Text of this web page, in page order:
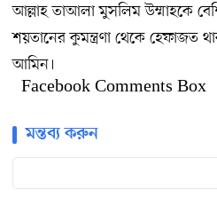
আল্লাহ তাআলা মুসলিম উম্মাহকে
শয়তানের কুমন্ত্রণা থেকে হেফাজত
আমিন।
Facebook Comments Box
মন্তব্য করুন